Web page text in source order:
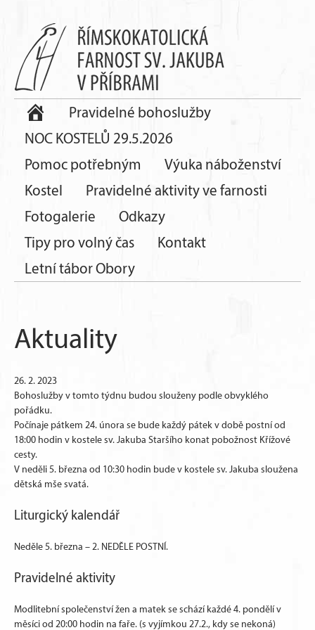
Pravidelné bohoslužby
NOC KOSTELŮ 29.5.2026
Pomoc potřebným
Výuka náboženství
Kostel
Pravidelné aktivity ve farnosti
Fotogalerie
Odkazy
Tipy pro volný čas
Kontakt
Letní tábor Obory
Aktuality
26. 2. 2023
Bohoslužby v tomto týdnu budou slouženy podle obvyklého
pořádku.
Počínaje pátkem 24. února se bude každý pátek v době postní od
18:00 hodin v kostele sv. Jakuba Staršího konat pobožnost Křížové
cesty.
V neděli 5. března od 10:30 hodin bude v kostele sv. Jakuba sloužena
dětská mše svatá.
Liturgický kalendář
Neděle 5. března – 2. NEDĚLE POSTNÍ.
Pravidelné aktivity
Modlitební společenství žen a matek se schází každé 4. pondělí v
měsíci od 20:00 hodin na faře. (s vyjímkou 27.2., kdy se nekoná)